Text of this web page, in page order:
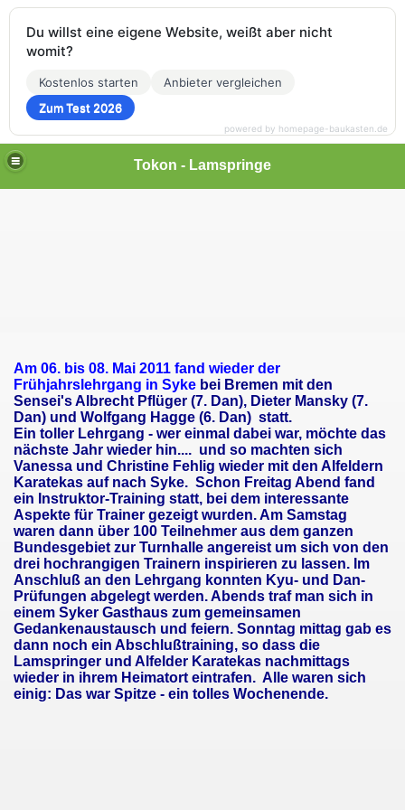
Tokon - Lamspringe
Am 06. bis 08. Mai 2011 fand wieder der
Frühjahrslehrgang in Syke bei Bremen mit den
Sensei's Albrecht Pflüger (7. Dan), Dieter Mansky (7.
Dan) und Wolfgang Hagge (6. Dan) statt.
Ein toller Lehrgang - wer einmal dabei war, möchte das
nächste Jahr wieder hin.... und so machten sich
Vanessa und Christine Fehlig wieder mit den Alfeldern
Karatekas auf nach Syke. Schon Freitag Abend fand
ein Instruktor-Training statt, bei dem interessante
Aspekte für Trainer gezeigt wurden. Am Samstag
waren dann über 100 Teilnehmer aus dem ganzen
Bundesgebiet zur Turnhalle angereist um sich von den
drei hochrangigen Trainern inspirieren zu lassen. Im
Anschluß an den Lehrgang konnten Kyu- und Dan-
Prüfungen abgelegt werden. Abends traf man sich in
einem Syker Gasthaus zum gemeinsamen
Gedankenaustausch und feiern. Sonntag mittag gab es
dann noch ein Abschlußtraining, so dass die
Lamspringer und Alfelder Karatekas nachmittags
wieder in ihrem Heimatort eintrafen. Alle waren sich
einig: Das war Spitze - ein tolles Wochenende.
Du willst eine eigene Website, weißt aber nicht
womit?
Kostenlos starten
Anbieter vergleichen
Zum Test 2026
powered by homepage-baukasten.de